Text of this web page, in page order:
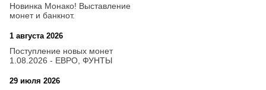
Новинка Монако! Выставление
монет и банкнот.
1 августа 2026
Поступление новых монет
1.08.2026 - ЕВРО, ФУНТЫ
29 июля 2026